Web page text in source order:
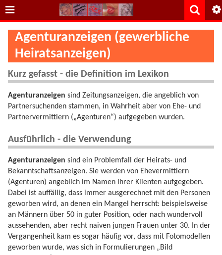
Agenturanzeigen (gewerbliche
Heiratsanzeigen)
Kurz gefasst - die Definition im Lexikon
Agenturanzeigen sind Zeitungsanzeigen, die angeblich von
Partnersuchenden stammen, in Wahrheit aber von Ehe- und
Partnervermittlern („Agenturen“) aufgegeben wurden.
Ausführlich - die Verwendung
Agenturanzeigen sind ein Problemfall der Heirats- und
Bekanntschaftsanzeigen. Sie werden von Ehevermittlern
(Agenturen) angeblich im Namen ihrer Klienten aufgegeben.
Dabei ist auffällig, dass immer ausgerechnet mit den Personen
geworben wird, an denen ein Mangel herrscht: beispielsweise
an Männern über 50 in guter Position, oder nach wundervoll
aussehenden, aber recht naiven jungen Frauen unter 30. In der
Vergangenheit kam es sogar häufig vor, dass mit Fotomodellen
geworben wurde, was sich in Formulierungen „Bild